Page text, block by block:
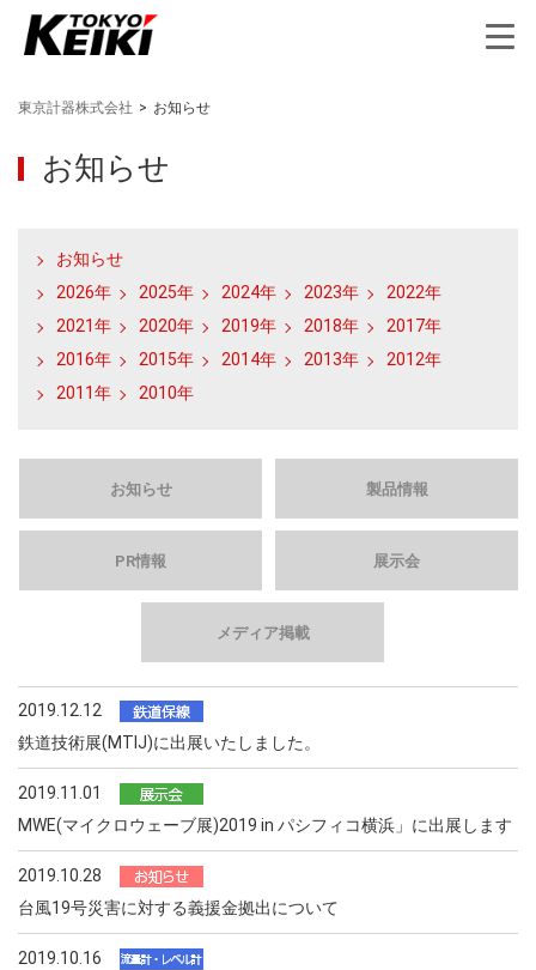
東京計器株式会社 > お知らせ
お知らせ
お知らせ
2026年
2025年 2024年 2023年
2022年
2021年
2020年 2019年 2018年
2017年
2016年
2015年 2014年 2013年
2012年
2011年
2010年
お知らせ 製品情報
PR情報 展示会
メディア掲載
2019.12.12
鉄道技術展(MTIJ)に出展いたしました。
2019.11.01
MWE(マイクロウェーブ展)2019 in パシフィコ横浜」に出展します
2019.10.28
台風19号災害に対する義援金拠出について
2019.10.16